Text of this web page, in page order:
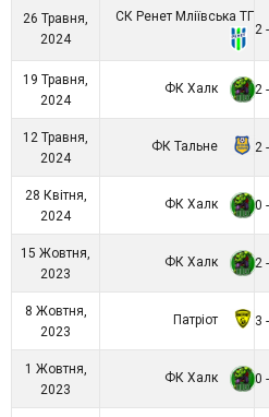
26 Травня,
2024
СК Ренет Мліївська ТГ
2
19 Травня,
2024
ФК Халк 2
12 Травня,
2024
ФК Тальне 2
28 Квітня,
2024
ФК Халк 0
15 Жовтня,
2023
ФК Халк 2
8 Жовтня,
2023
Патріот 3
1 Жовтня,
2023
ФК Халк 0